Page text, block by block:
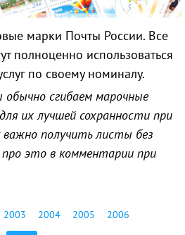
марки Почты России. Все
полноценно использоваться
по своему номиналу.
обычно сгибаем марочные
их лучшей сохранности при
важно получить листы без
это в комментарии при
2003 2004 2005 2006